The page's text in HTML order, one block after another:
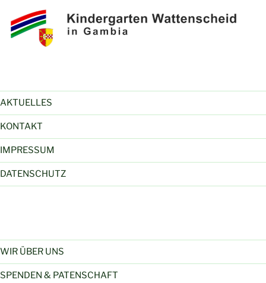
AKTUELLES
KONTAKT
IMPRESSUM
DATENSCHUTZ
WIR ÜBER UNS
SPENDEN & PATENSCHAFT